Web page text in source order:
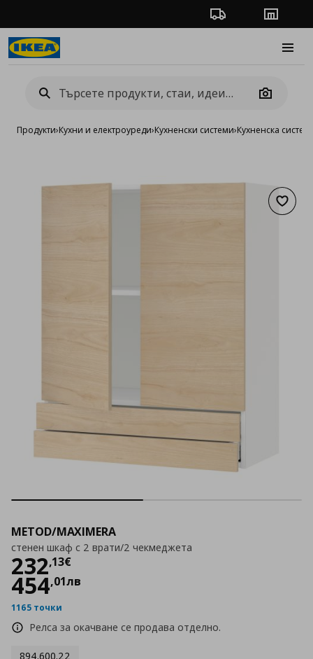
Проследяване на
Camera
Продукти›Кухни и електроуреди›Кухненски системи›Кухненска
METOD/MAXIMERA
стенен шкаф с 2 врати/2 чекмеджета
232,13€
Цена
454,01лв
1165 точки
Релса за окачване се продава отделно.
894.600.22